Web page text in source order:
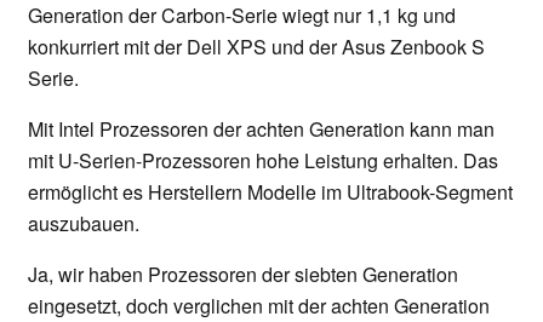
Generation der Carbon-Serie wiegt nur 1,1 kg und
konkurriert mit der Dell XPS und der Asus Zenbook S
Serie.
Mit Intel Prozessoren der achten Generation kann man
mit U-Serien-Prozessoren hohe Leistung erhalten. Das
ermöglicht es Herstellern Modelle im Ultrabook-Segment
auszubauen.
Ja, wir haben Prozessoren der siebten Generation
eingesetzt, doch verglichen mit der achten Generation